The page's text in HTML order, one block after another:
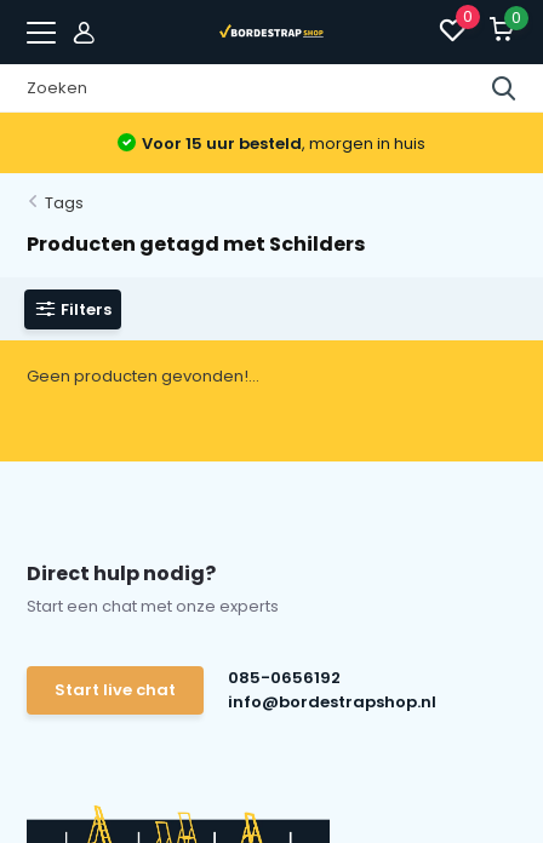
0 0
Voor 15 uur besteld, morgen in huis
Tags
Producten getagd met Schilders
Filters
Geen producten gevonden!...
Direct hulp nodig?
Start een chat met onze experts
Start live chat
085-0656192
info@bordestrapshop.nl